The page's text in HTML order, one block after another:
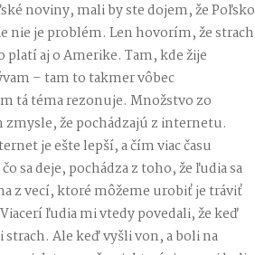
noviny, mali by ste dojem, že Poľsko
nie je problém. Len hovorím, že strach
aj o Amerike. Tam, kde žije
– tam to takmer vôbec
tá téma rezonuje. Množstvo zo
že pochádzajú z internetu.
je ešte lepší, a čím viac času
sa deje, pochádza z toho, že ľudia sa
z vecí, ktoré môžeme urobiť je tráviť
ľudia mi vtedy povedali, že keď
Ale keď vyšli von, a boli na